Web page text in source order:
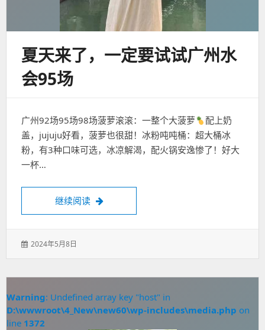
夏天来了，一定要试试广州水
会95场
广州92场95场98场菠萝滚滚：一整个大菠萝
配上奶
盖，jujuju好看，菠萝也很甜！冰粉吨吨桶：超大桶冰
粉，有3种口味可选，冰凉解渴，配火锅安逸惨了！好大
一杯…
继续阅读 夏天来了，一定要试试广州水会95场
发
2024年5月8日
Warning: Undefined array key "host" in
D:\wwwroot\4_New\new60\wp-includes\media.php on
line 1372